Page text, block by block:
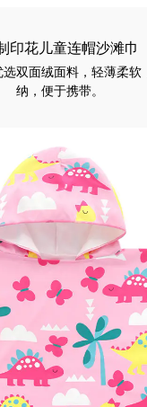
印花儿童连帽沙滩巾
双面绒面料，轻薄柔
纳，便于携带。